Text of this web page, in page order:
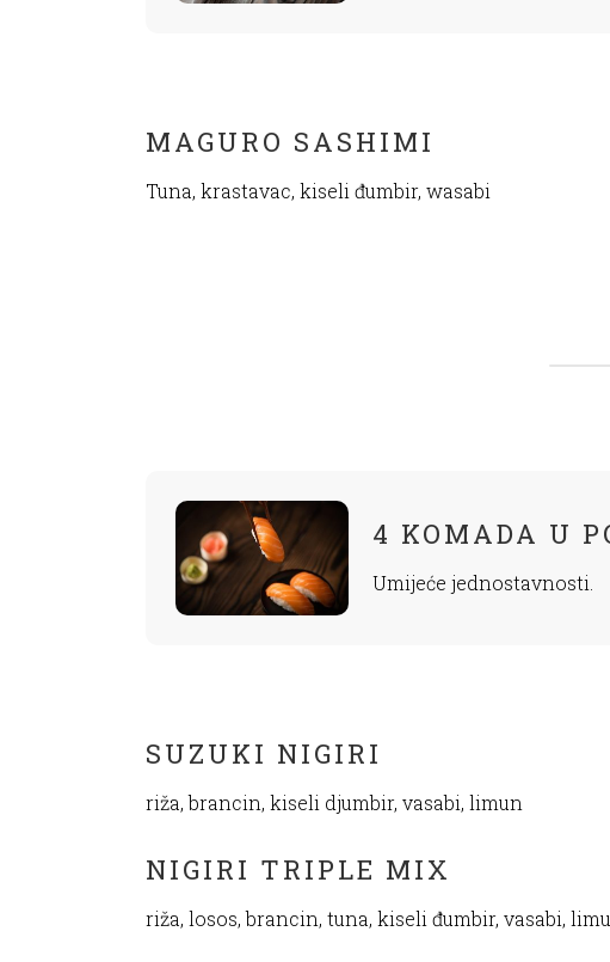
MAGURO SASHIMI
Tuna, krastavac, kiseli đumbir, wasabi
4 KOMADA U
Umijeće jednostavnosti.
SUZUKI NIGIRI
riža, brancin, kiseli djumbir, vasabi, limun
NIGIRI TRIPLE MIX
riža, losos, brancin, tuna, kiseli đumbir, vasabi,